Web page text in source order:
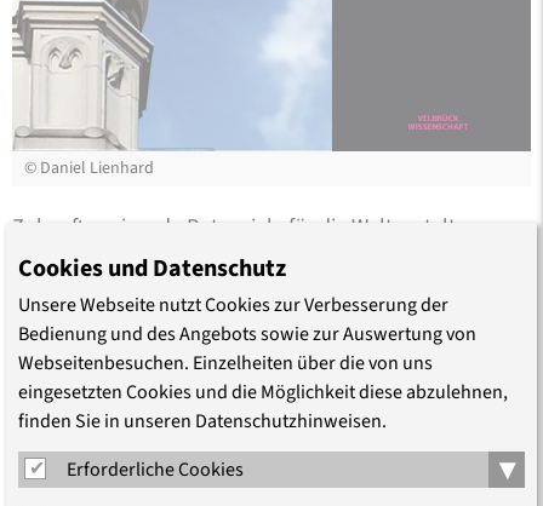
© Daniel Lienhard
Zukunftsweisende Potenziale für die Weltgestaltung
bergen die Anliegen der Reformation. Um diese
Potenziale ging es im Symposium „Luther 2017:
Protestantische Ressourcen der nächsten Moderne“ im
Oktober 2016. Alle Beiträge der Konferenz sind
inzwischen in einer gleichnamigen Publikation
zusammengefasst.
Internationale Wissenschaftler beleuchten die
Cookies und Datenschutz
Unsere Webseite nutzt Cookies zur Verbesserung der
Bedienung und des Angebots sowie zur Auswertung von
Webseitenbesuchen. Einzelheiten über die von uns
eingesetzten Cookies und die Möglichkeit diese abzulehnen,
finden Sie in unseren Datenschutzhinweisen.
Erforderliche Cookies
▾